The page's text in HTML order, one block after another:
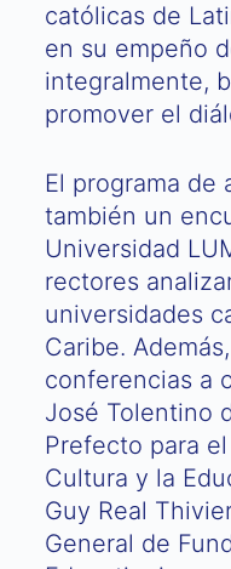
católicas de
en su empeño
integralmente,
promover el
El programa de
también un
Universidad
rectores
universidades
Caribe.
conferencias a
José Tolentino
Prefecto para
Cultura y la
Guy Real
General de